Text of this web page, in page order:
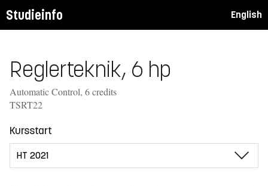
Studieinfo English
Reglerteknik, 6 hp
Automatic Control, 6 credits
TSRT22
Kursstart